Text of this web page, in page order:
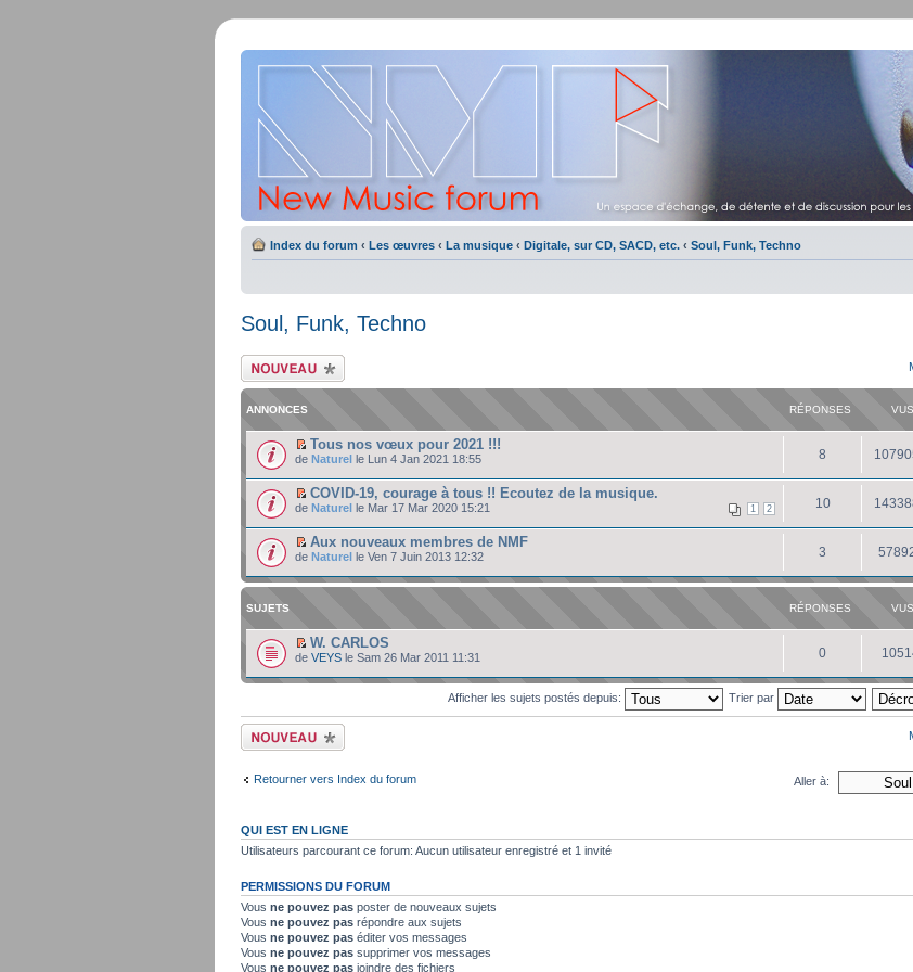
Index du forum ‹ Les œuvres ‹ La musique ‹ Digitale, sur CD, SACD, etc. ‹ Soul, Funk, Techno
Soul, Funk, Techno
Ecrire un nouveau
sujet
ANNONCES RÉPONSES VUS
Tous nos vœux pour 2021 !!!
de Naturel le Lun 4 Jan 2021 18:55 8
COVID-19, courage à tous !! Ecoutez de la musique.
1 2
de Naturel le Mar 17 Mar 2020 15:21 10
Aux nouveaux membres de NMF
de Naturel le Ven 7 Juin 2013 12:32 3
SUJETS RÉPONSES VUS
W. CARLOS
de VEYS le Sam 26 Mar 2011 11:31 0
Afficher les sujets postés depuis: Trier par
Ecrire un nouveau
sujet
Retourner vers Index du forum Aller à:
QUI EST EN LIGNE
Utilisateurs parcourant ce forum: Aucun utilisateur enregistré et 1 invité
PERMISSIONS DU FORUM
Vous ne pouvez pas poster de nouveaux sujets
Vous ne pouvez pas répondre aux sujets
Vous ne pouvez pas éditer vos messages
Vous ne pouvez pas supprimer vos messages
Vous ne pouvez pas joindre des fichiers